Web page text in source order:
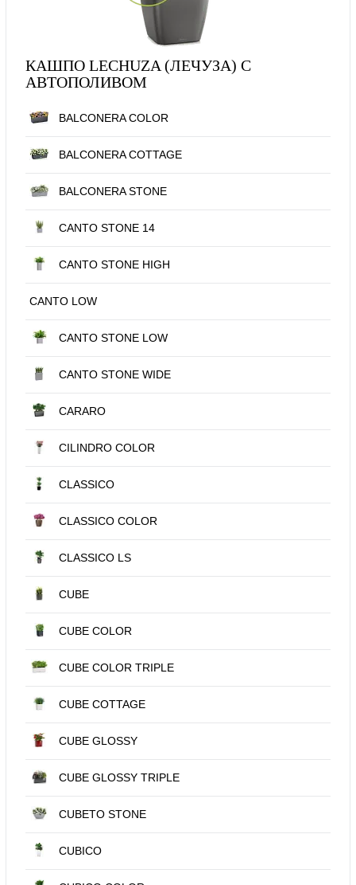
КАШПО LECHUZA (ЛЕЧУЗА) С
АВТОПОЛИВОМ
BALCONERA COLOR
BALCONERA COTTAGE
BALCONERA STONE
CANTO STONE 14
CANTO STONE HIGH
CANTO LOW
CANTO STONE LOW
CANTO STONE WIDE
CARARO
CILINDRO COLOR
CLASSICO
CLASSICO COLOR
CLASSICO LS
CUBE
CUBE COLOR
CUBE COLOR TRIPLE
CUBE COTTAGE
CUBE GLOSSY
CUBE GLOSSY TRIPLE
CUBETO STONE
CUBICO